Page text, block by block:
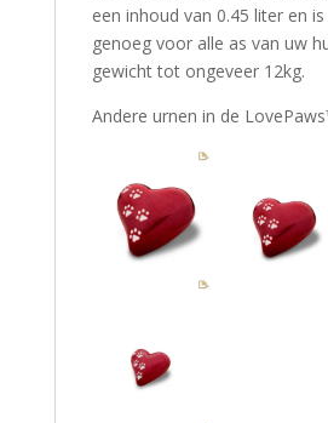
een inhoud van 0.45 liter en
genoeg voor alle as van uw
gewicht tot ongeveer 12kg.
Andere urnen in de